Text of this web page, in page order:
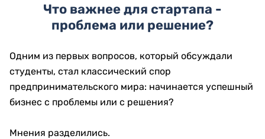
Что важнее для стартапа -
проблема или решение?
Одним из первых вопросов, который обсуждали
студенты, стал классический спор
предпринимательского мира: начинается успешный
бизнес с проблемы или с решения?
Мнения разделились.